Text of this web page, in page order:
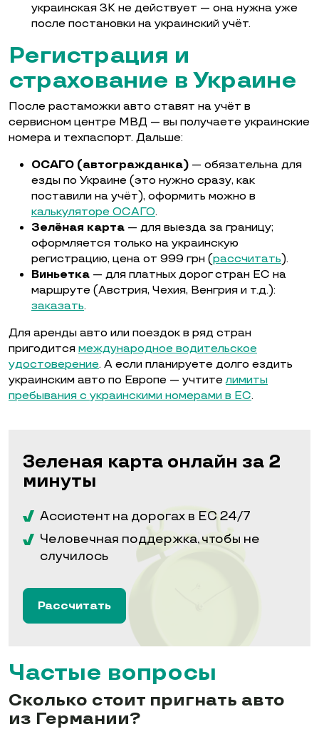
украинская ЗК не действует — она нужна уже
после постановки на украинский учёт.
Регистрация и
страхование в Украине
После растаможки авто ставят на учёт в
сервисном центре МВД — вы получаете украинские
номера и техпаспорт. Дальше:
ОСАГО (автогражданка) — обязательна для
езды по Украине (это нужно сразу, как
поставили на учёт), оформить можно в
калькуляторе ОСАГО.
Зелёная карта — для выезда за границу;
оформляется только на украинскую
регистрацию, цена от 999 грн (рассчитать).
Виньетка — для платных дорог стран ЕС на
маршруте (Австрия, Чехия, Венгрия и т.д.):
заказать.
Для аренды авто или поездок в ряд стран
пригодится международное водительское
удостоверение. А если планируете долго ездить
украинским авто по Европе — учтителимиты
пребывания с украинскими номерами в ЕС.
Зеленая карта онлайн за 2
минуты
Ассистент на дорогах в ЕС 24/7
Человечная поддержка, чтобы не
случилось
Рассчитать
Частые вопросы
Сколько стоит пригнать авто
из Германии?